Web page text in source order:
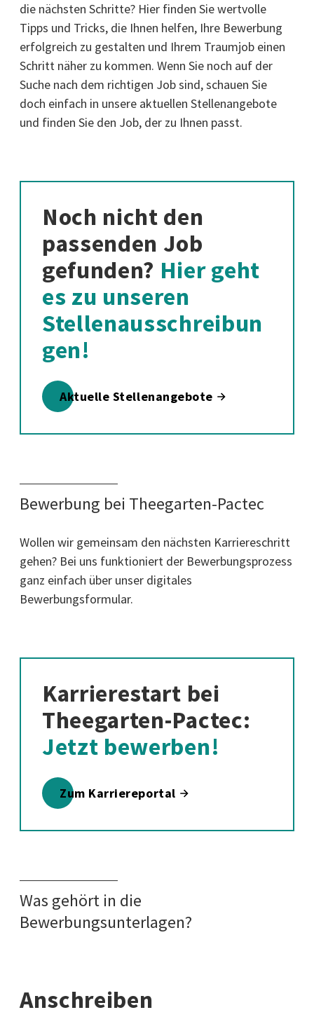
die nächsten Schritte? Hier finden Sie wertvolle
Tipps und Tricks, die Ihnen helfen, Ihre Bewerbung
erfolgreich zu gestalten und Ihrem Traumjob einen
Schritt näher zu kommen. Wenn Sie noch auf der
Suche nach dem richtigen Job sind, schauen Sie
doch einfach in unsere aktuellen Stellenangebote
und finden Sie den Job, der zu Ihnen passt.
Noch nicht den
passenden Job
gefunden? Hier geht
es zu unseren
Stellenausschreibun
gen!
Aktuelle Stellenangebote
Bewerbung bei Theegarten-Pactec
Wollen wir gemeinsam den nächsten Karriereschritt
gehen? Bei uns funktioniert der Bewerbungsprozess
ganz einfach über unser digitales
Bewerbungsformular.
Karrierestart bei
Theegarten-Pactec:
Jetzt bewerben!
Zum Karriereportal
Was gehört in die
Bewerbungsunterlagen?
Anschreiben